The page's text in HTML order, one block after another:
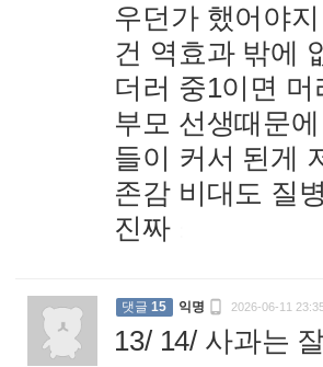
우던가 했어야
건 역효과 밖에
더러 중1이면
부모 선생때문
들이 커서 된게
존감 비대도 질
진짜
댓글 15 익명  2026-06-11
13/ 14/ 사과는